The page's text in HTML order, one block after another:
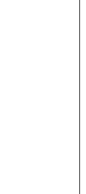
830749